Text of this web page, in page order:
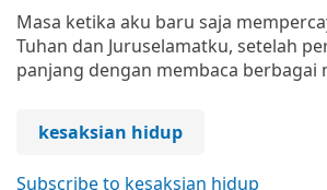
Masa ketika aku baru saja
Tuhan dan Juruselamatku, setelah
panjang dengan membaca berbagai
kesaksian hidup
Subscribe to kesaksian hidup